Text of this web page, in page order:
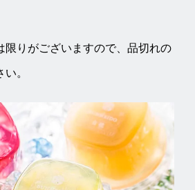
りがございますので、品切れの
。